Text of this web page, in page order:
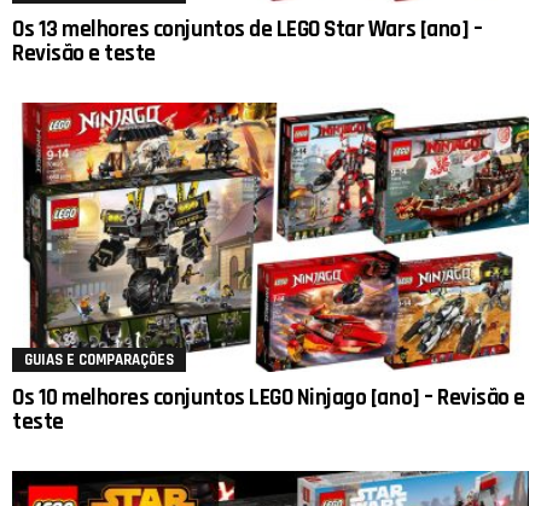
Os 13 melhores conjuntos de LEGO Star Wars [ano] –
Revisão e teste
GUIAS E COMPARAÇÕES
Os 10 melhores conjuntos LEGO Ninjago [ano] – Revisão e
teste